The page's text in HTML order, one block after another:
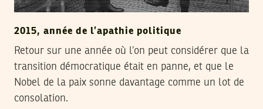
2015, année de l’apathie politique
Retour sur une année où l’on peut considérer que la
transition démocratique était en panne, et que le
Nobel de la paix sonne davantage comme un lot de
consolation.